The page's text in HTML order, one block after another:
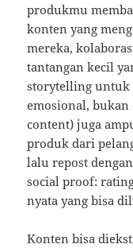
produkmu
konten yang
mereka,
tantangan kecil
storytelling untuk
emosional, bukan
content) juga
produk dari
lalu repost
social proof:
nyata yang bisa
Konten bisa